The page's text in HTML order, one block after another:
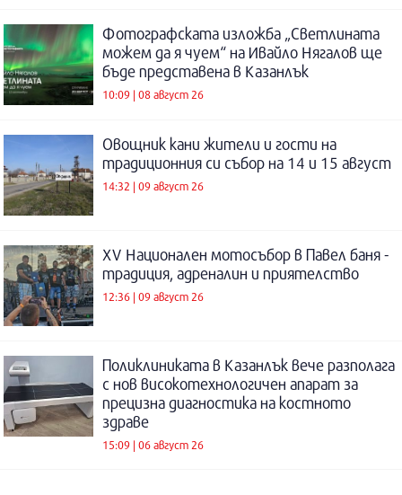
Фотографската изложба „Светлината
можем да я чуем“ на Ивайло Нягалов ще
бъде представена в Казанлък
10:09 | 08 август 26
Овощник кани жители и гости на
традиционния си събор на 14 и 15 август
14:32 | 09 август 26
XV Национален мотосъбор в Павел баня -
традиция, адреналин и приятелство
12:36 | 09 август 26
Поликлиниката в Казанлък вече разполага
с нов високотехнологичен апарат за
прецизна диагностика на костното
здраве
15:09 | 06 август 26